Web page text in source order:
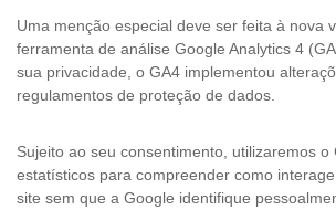
Uma menção especial deve ser feita à nova
ferramenta de análise Google Analytics 4
sua privacidade, o GA4 implementou
regulamentos de proteção de dados.
Sujeito ao seu consentimento, utilizaremos o
estatísticos para compreender como
site sem que a Google identifique